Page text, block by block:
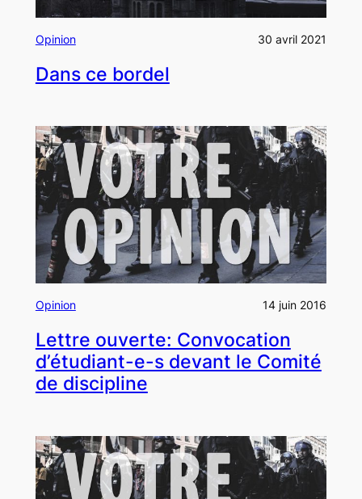
Opinion 30 avril 2021
Dans ce bordel
Opinion 14 juin 2016
Lettre ouverte: Convocation
d’étudiant-e-s devant le Comité
de discipline